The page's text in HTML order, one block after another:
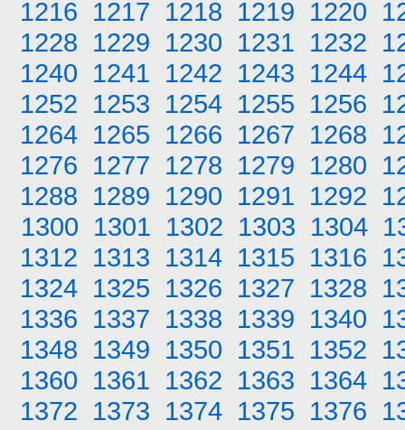
1216 1217 1218 1219 1220
1228 1229 1230 1231 1232
1240 1241 1242 1243 1244
1252 1253 1254 1255 1256
1264 1265 1266 1267 1268
1276 1277 1278 1279 1280
1288 1289 1290 1291 1292
1300 1301 1302 1303 1304
1312 1313 1314 1315 1316
1324 1325 1326 1327 1328
1336 1337 1338 1339 1340
1348 1349 1350 1351 1352
1360 1361 1362 1363 1364
1372 1373 1374 1375 1376